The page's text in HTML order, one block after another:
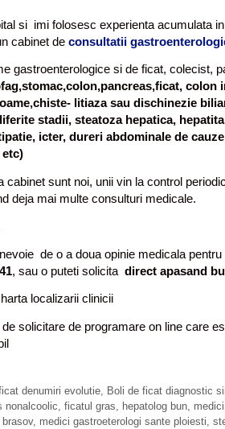
si imi folosesc experienta acumulata
cabinet de consultatii
gastroenterologice si de ficat, colecist,
litiaza sau dischinezie
stadii, steatoza hepatica,
icter, dureri abdominale de
cabinet sunt noi, unii vin la control
deja mai multe consulturi medicale.
de o a doua opinie medicala
, sau o puteti solicita direct apasand
localizarii clinicii
solicitare de programare on line care
denumiri evolutie, Boli de ficat diagnostic
nonalcoolic ficatul gras hepatolog bun,
, medici gastroeterologi sante ploiesti